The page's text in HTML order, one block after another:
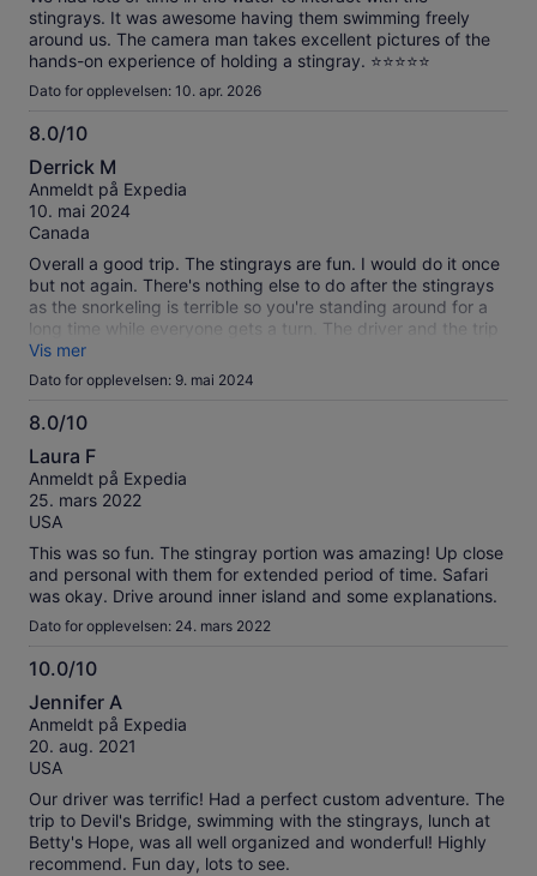
stingrays. It was awesome having them swimming freely
around us. The camera man takes excellent pictures of the
hands-on experience of holding a stingray. ⭐️⭐️⭐️⭐️⭐️
Dato for opplevelsen: 10. apr. 2026
8.0/10
8.0
av
10
Derrick M
Anmeldt på Expedia
10. mai 2024
Canada
Overall a good trip. The stingrays are fun. I would do it once
but not again. There's nothing else to do after the stingrays
as the snorkeling is terrible so you're standing around for a
long time while everyone gets a turn. The driver and the trip
itself was perfectly good. Lunch was some of the best food I
had
Vis mer
Dato for opplevelsen: 9. mai 2024
8.0/10
8.0
av
10
Laura F
Anmeldt på Expedia
25. mars 2022
USA
This was so fun. The stingray portion was amazing! Up close
and personal with them for extended period of time. Safari
was okay. Drive around inner island and some explanations.
Dato for opplevelsen: 24. mars 2022
10.0/10
10.0
av
10
Jennifer A
Anmeldt på Expedia
20. aug. 2021
USA
Our driver was terrific! Had a perfect custom adventure. The
trip to Devil's Bridge, swimming with the stingrays, lunch at
Betty's Hope, was all well organized and wonderful! Highly
recommend. Fun day, lots to see.